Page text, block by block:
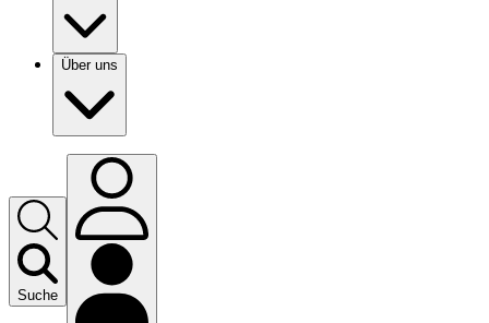
Über uns
Suche